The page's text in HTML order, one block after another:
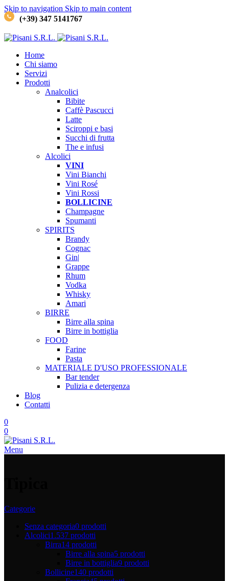
Skip to navigation Skip to main content
(+39) 347 5141767
Home
Chi siamo
Servizi
Prodotti
Analcolici
Bibite
Caffè Pascucci
Latte
Sciroppi e basi
Succhi di frutta
The e infusi
Alcolici
VINI
Vini Bianchi
Vini Rosé
Vini Rossi
BOLLICINE
Champagne
Spumanti
SPIRITS
Brandy
Cognac
Gin|
Grappe
Rhum
Vodka
Whisky
Amari
BIRRE
Birre alla spina
Birre in bottiglia
FOOD
Farine
Pasta
MATERIALE D'USO PROFESSIONALE
Bar tender
Pulizia e detergenza
Blog
Contatti
0
0
Menu
Categorie
Senza categoria0 prodotti
Alcolici1.537 prodotti
Birra14 prodotti
Birre alla spina5 prodotti
Birre in bottiglia9 prodotti
Bollicine140 prodotti